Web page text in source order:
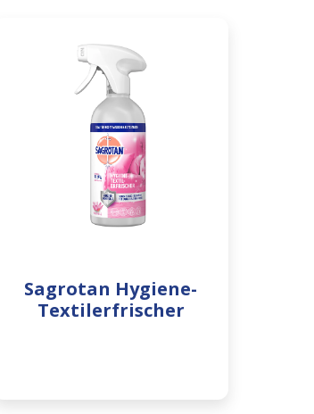
Sagrotan Hygiene-
Textilerfrischer